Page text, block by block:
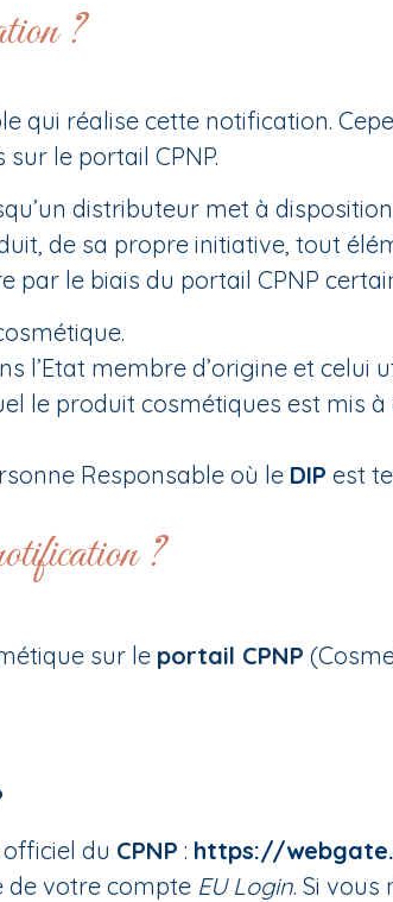
?
qui réalise cette notification.
le portail CPNP.
distributeur met à
de sa propre initiative, tout
par le biais du portail CPNP
l’Etat membre d’origine et celui
le produit cosmétiques est mis à
Responsable où le DIP est
?
sur le portail CPNP
du CPNP : https://
de votre compte EU Login. Si vous